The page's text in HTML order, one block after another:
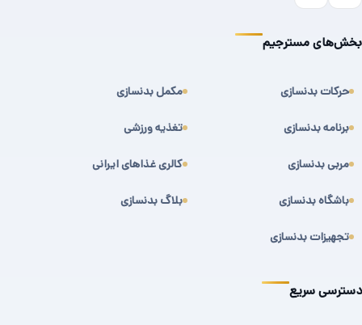
بخش‌های مسترجیم
حرکات بدنسازی
برنامه بدنسازی
مربی بدنسازی
باشگاه بدنسازی
تجهیزات بدنسازی
مکمل بدنسازی
تغذیه ورزشی
کالری غذاهای ایرانی
بلاگ بدنسازی
دسترسی سریع